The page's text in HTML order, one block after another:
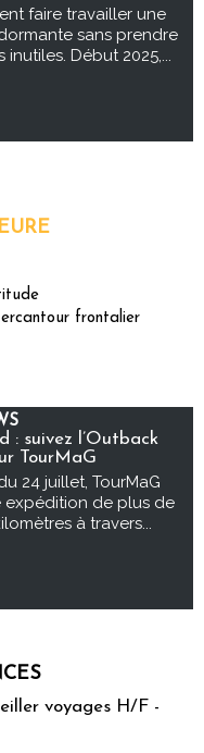
faire travailler une
sans prendre
inutiles. Début 2025,...
frontalier
: suivez l’Outback
TourMaG
24 juillet, TourMaG
expédition de plus de
à travers...
voyages H/F -